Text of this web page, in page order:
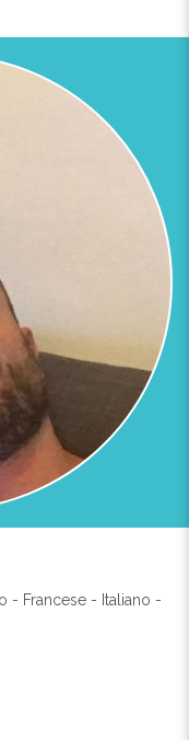
- Francese - Italiano -